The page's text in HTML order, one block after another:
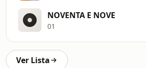
NOVENTA E NOVE
01
Ver Lista